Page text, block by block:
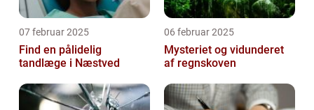
07 februar 2025
Find en pålidelig
tandlæge i Næstved
06 februar 2025
Mysteriet og vidunderet
af regnskoven